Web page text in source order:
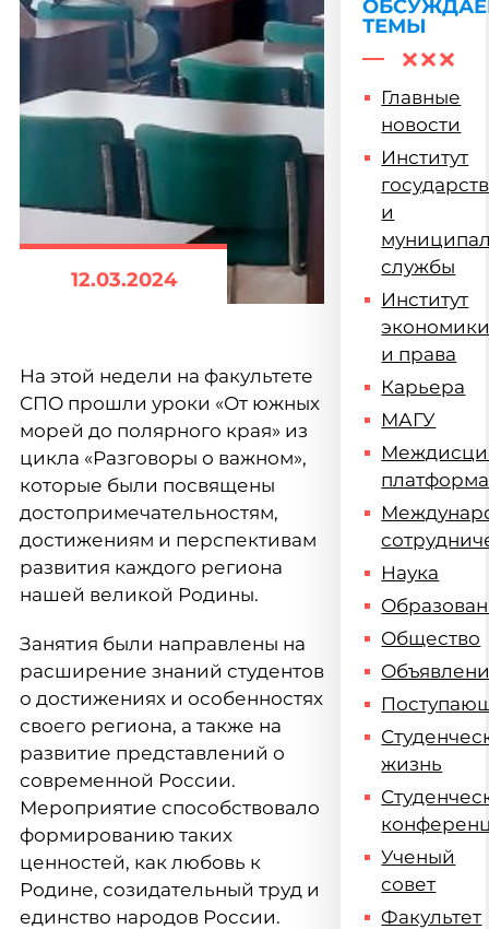
12.03.2024
На этой недели на факультете
СПО прошли уроки «От южных
морей до полярного края» из
цикла «Разговоры о важном»,
которые были посвящены
достопримечательностям,
достижениям и перспективам
развития каждого региона
нашей великой Родины.
Занятия были направлены на
расширение знаний студентов
о достижениях и особенностях
своего региона, а также на
развитие представлений о
современной России.
Мероприятие способствовало
формированию таких
ценностей, как любовь к
Родине, созидательный труд и
единство народов России.
ТЕМЫ
Главные
новости
Институт
и
службы
Институт
и права
Карьера
МАГУ
платформа
Наука
Общество
жизнь
Ученый
совет
Факультет